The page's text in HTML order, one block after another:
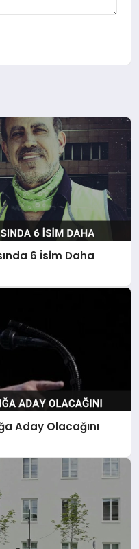
6 İsim Daha
Aday Olacağını